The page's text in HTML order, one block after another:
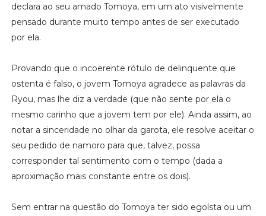
declara ao seu amado Tomoya, em um ato visivelmente
pensado durante muito tempo antes de ser executado
por ela.
Provando que o incoerente rótulo de delinquente que
ostenta é falso, o jovem Tomoya agradece as palavras da
Ryou, mas lhe diz a verdade (que não sente por ela o
mesmo carinho que a jovem tem por ele). Ainda assim, ao
notar a sinceridade no olhar da garota, ele resolve aceitar o
seu pedido de namoro para que, talvez, possa
corresponder tal sentimento com o tempo (dada a
aproximação mais constante entre os dois).
Sem entrar na questão do Tomoya ter sido egoísta ou um